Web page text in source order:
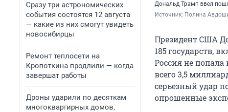
Сразу три астрономических
события состоятся 12 августа
— какие из них смогут увидеть
новосибирцы
Ремонт теплосети на
Кропоткина продлили — когда
завершат работы
Дроны ударили по десяткам
многоквартирных домов,
Дональд Трамп ввел
Источник: Полина
Президент США
185 государств,
Россия не
всего 3,5
серьезный удар
опрошенные